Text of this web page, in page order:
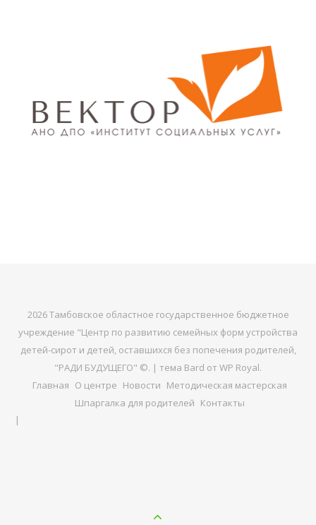
2026 Тамбовское областное государственное бюджетное
учреждение "Центр по развитию семейных форм устройства
детей-сирот и детей, оставшихся без попечения родителей,
"РАДИ БУДУЩЕГО" ©. | тема Bard от WP Royal.
Главная О центре Новости Методическая мастерская
Шпаргалка для родителей Контакты